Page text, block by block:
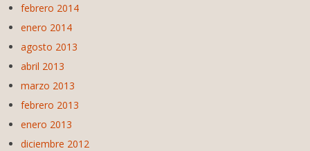
febrero 2014
enero 2014
agosto 2013
abril 2013
marzo 2013
febrero 2013
enero 2013
diciembre 2012